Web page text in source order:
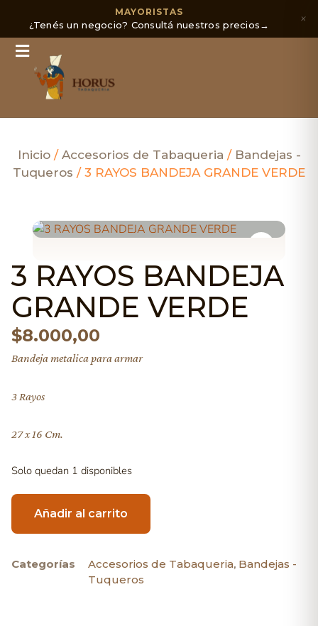
MAYORISTAS
¿Tenés un negocio? Consultá nuestros precios→ ×
Inicio/ Accesorios de Tabaqueria / Bandejas -
Tuqueros / 3 RAYOS BANDEJA GRANDE VERDE
3 RAYOS BANDEJA
GRANDE VERDE
$8.000,00
Bandeja metalica para armar
3 Rayos
27 x 16 Cm.
Solo quedan 1 disponibles
Añadir al carrito
Categorías Accesorios de Tabaqueria, Bandejas -
Tuqueros